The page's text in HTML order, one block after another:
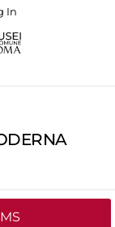
In